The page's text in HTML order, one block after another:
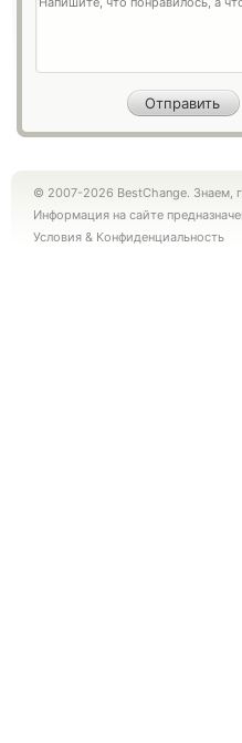
© 2007-2026 BestChange. Знаем,
Информация на сайте
Условия & Конфиденциальность